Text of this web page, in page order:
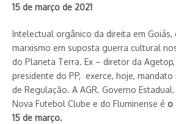
15 de março de 2021
Intelectual orgânico da direita em Goiás,
marxismo em suposta guerra cultural
do Planeta Terra. Ex – diretor da
presidente do PP, exerce, hoje, mandato
de Regulação. A AGR. Governo
Nova Futebol Clube e do Fluminense é o
15 de março.